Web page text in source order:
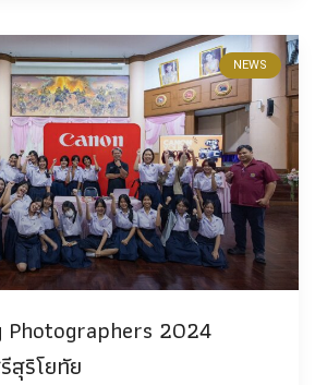
NEWS
Photographers 2024
สุริโยทัย